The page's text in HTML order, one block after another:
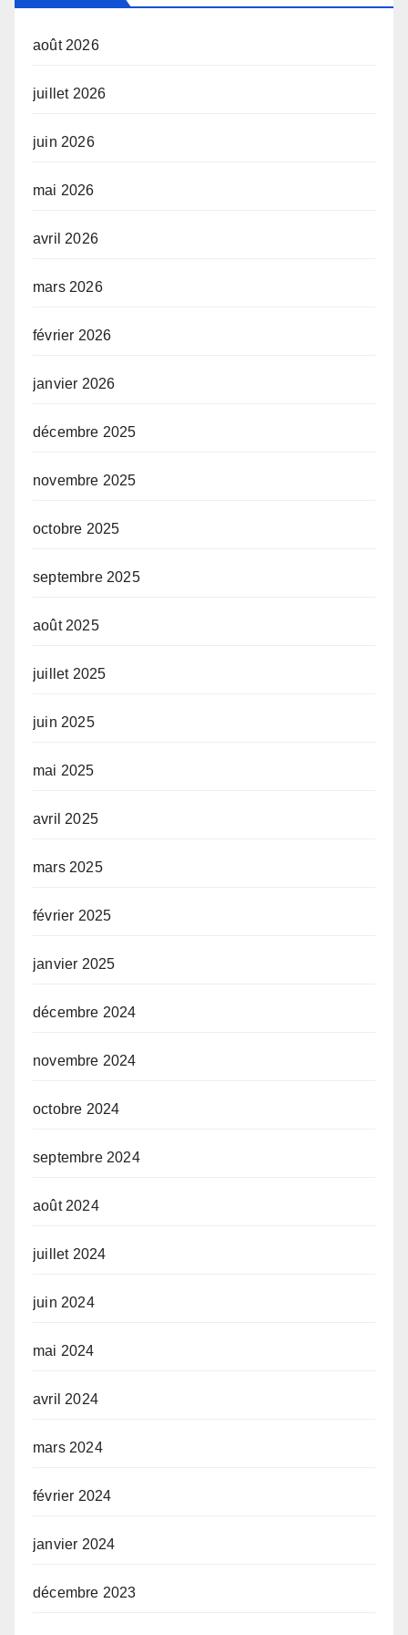
août 2026
juillet 2026
juin 2026
mai 2026
avril 2026
mars 2026
février 2026
janvier 2026
décembre 2025
novembre 2025
octobre 2025
septembre 2025
août 2025
juillet 2025
juin 2025
mai 2025
avril 2025
mars 2025
février 2025
janvier 2025
décembre 2024
novembre 2024
octobre 2024
septembre 2024
août 2024
juillet 2024
juin 2024
mai 2024
avril 2024
mars 2024
février 2024
janvier 2024
décembre 2023